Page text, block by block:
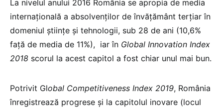
La nivelul anului 2016 România se apropia de media
internațională a absolvenților de învățământ terțiar în
domeniul științe și tehnologii, sub 28 de ani (10,6%
față de media de 11%), iar în Global Innovation Index
2018 scorul la acest capitol a fost chiar unul mai bun.
Potrivit Global Competitiveness Index 2019, România
înregistrează progrese și la capitolul inovare (locul